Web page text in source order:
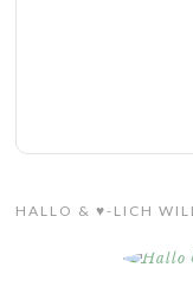
HALLO & ♥-LICH